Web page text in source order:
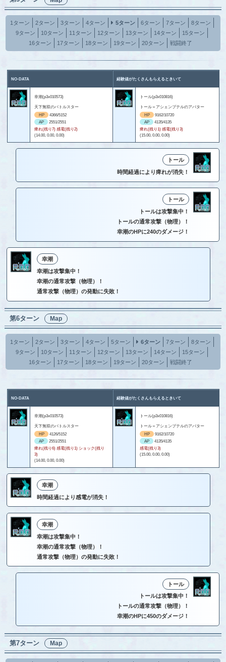
1ターン 2ターン 3ターン 4ターン 5ターン 6ターン 7ターン
8ターン
9ターン
10ターン 11ターン 12ターン 13ターン 14ターン
15ターン
16ターン
17ターン 18ターン 19ターン 20ターン 戦闘終了
NO-DATA 経験値がたくさんもらえるときいて
幸潮(p3x010573)
天下無双のバトルスター
HP
4366/5152
AP
2551/2551
痺れ(残り7) 感電(残り2)
(14.00, 0.00, 0.00)
トール(p3x010816)
トール＝アシェンプテルのアバター
HP
9162/10720
AP
4135/4135
痺れ(残り1) 感電(残り3)
(15.00, 0.00, 0.00)
トール
時間経過により痺れが消失！
トール
トールは攻撃集中！
トールの通常攻撃（物理）！
幸潮のHPに240のダメージ！
幸潮
幸潮は攻撃集中！
幸潮の通常攻撃（物理）！
通常攻撃（物理）の発動に失敗！
第6ターン Map
1ターン 2ターン 3ターン 4ターン 5ターン 6ターン 7ターン
8ターン
9ターン
10ターン 11ターン 12ターン 13ターン 14ターン
15ターン
16ターン
17ターン 18ターン 19ターン 20ターン 戦闘終了
NO-DATA 経験値がたくさんもらえるときいて
幸潮(p3x010573)
天下無双のバトルスター
HP
4126/5152
AP
2551/2551
痺れ(残り6) 感電(残り1) ショック(残り
3)
(14.00, 0.00, 0.00)
トール(p3x010816)
トール＝アシェンプテルのアバター
HP
9162/10720
AP
4135/4135
感電(残り3)
(15.00, 0.00, 0.00)
幸潮
時間経過により感電が消失！
幸潮
幸潮は攻撃集中！
幸潮の通常攻撃（物理）！
通常攻撃（物理）の発動に失敗！
トール
トールは攻撃集中！
トールの通常攻撃（物理）！
幸潮のHPに450のダメージ！
第7ターン Map